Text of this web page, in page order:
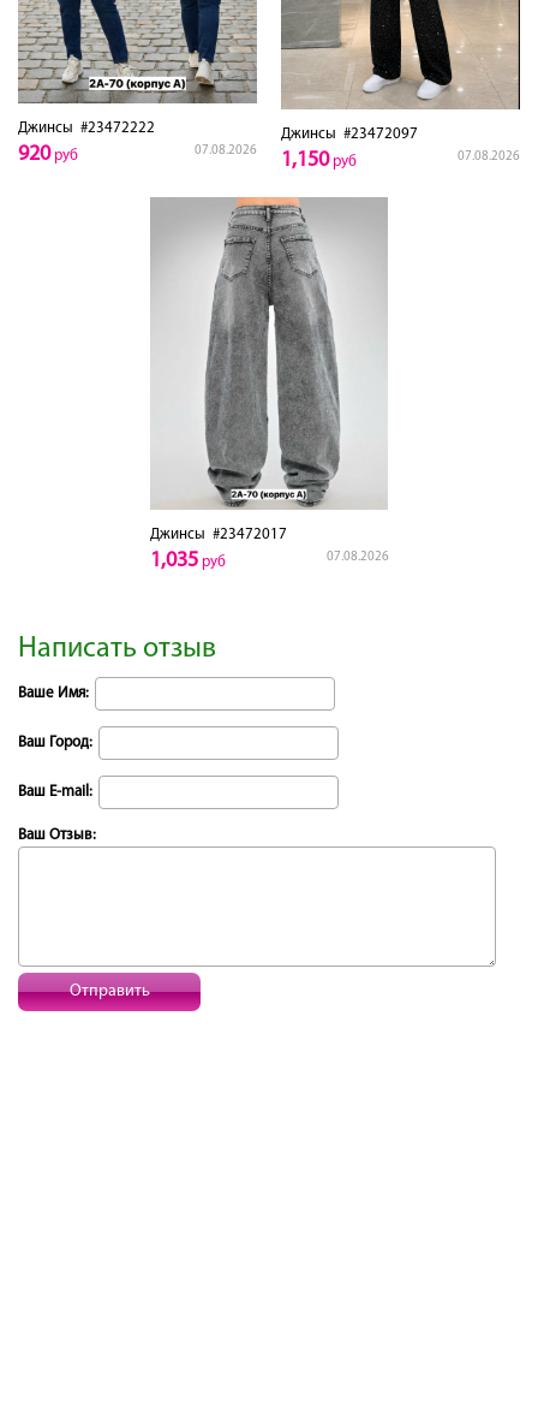
Джинсы #23472222
07.08.2026
920руб
Джинсы #23472097
07.08.2026
1,150руб
Джинсы #23472017
07.08.2026
1,035руб
Написать отзыв
Ваше Имя:
Ваш Город:
Ваш E-mail:
Ваш Отзыв:
Отправить